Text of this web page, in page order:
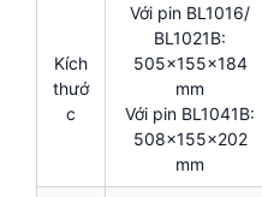
Kích
thướ
c
Với pin BL1016/
BL1021B:
505x155x184
mm
Với pin BL1041B:
508x155x202
mm